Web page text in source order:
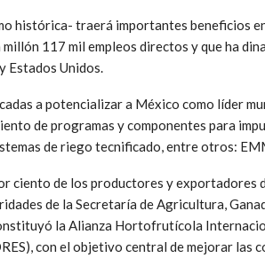
histórica- traerá importantes beneficios
117 mil empleos directos y que ha
Estados Unidos.
a potencializar a México como líder
de programas y componentes para
de riego tecnificado, entre otros:
ciento de los productores y exportadores
de la Secretaría de Agricultura,
la Alianza Hortofrutícola
con el objetivo central de mejorar las